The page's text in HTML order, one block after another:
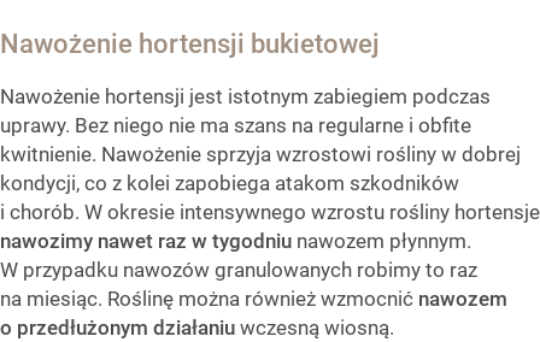
Nawożenie hortensji bukietowej
Nawożenie hortensji jest istotnym zabiegiem podczas
uprawy. Bez niego nie ma szans na regularne i obfite
kwitnienie. Nawożenie sprzyja wzrostowi rośliny w dobrej
kondycji, co z kolei zapobiega atakom szkodników
i chorób. W okresie intensywnego wzrostu rośliny hortensje
nawozimy nawet raz w tygodniu nawozem płynnym.
W przypadku nawozów granulowanych robimy to raz
na miesiąc. Roślinę można również wzmocnić nawozem
o przedłużonym działaniu wczesną wiosną.